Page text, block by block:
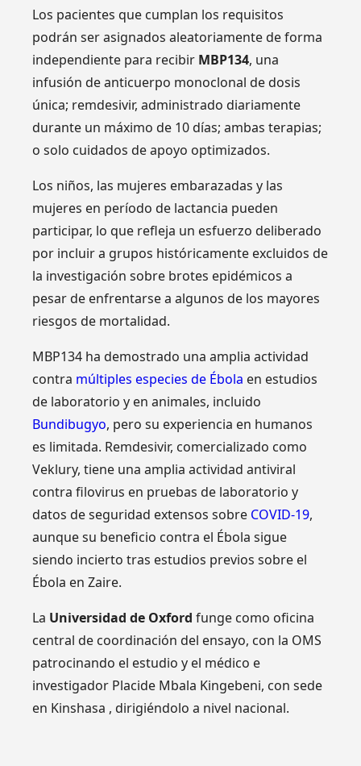
Los pacientes que cumplan los requisitos
podrán ser asignados aleatoriamente de forma
independiente para recibir MBP134, una
infusión de anticuerpo monoclonal de dosis
única; remdesivir, administrado diariamente
durante un máximo de 10 días; ambas terapias;
o solo cuidados de apoyo optimizados.
Los niños, las mujeres embarazadas y las
mujeres en período de lactancia pueden
participar, lo que refleja un esfuerzo deliberado
por incluir a grupos históricamente excluidos de
la investigación sobre brotes epidémicos a
pesar de enfrentarse a algunos de los mayores
riesgos de mortalidad.
MBP134 ha demostrado una amplia actividad
contra múltiples especies de Ébola en estudios
de laboratorio y en animales, incluido
Bundibugyo, pero su experiencia en humanos
es limitada. Remdesivir, comercializado como
Veklury, tiene una amplia actividad antiviral
contra filovirus en pruebas de laboratorio y
datos de seguridad extensos sobre COVID-19,
aunque su beneficio contra el Ébola sigue
siendo incierto tras estudios previos sobre el
Ébola en Zaire.
La Universidad de Oxford funge como oficina
central de coordinación del ensayo, con la OMS
patrocinando el estudio y el médico e
investigador Placide Mbala Kingebeni, con sede
en Kinshasa , dirigiéndolo a nivel nacional.